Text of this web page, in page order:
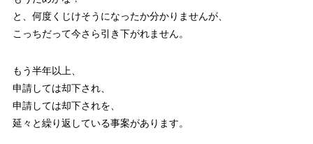
と、何度くじけそうになったか分かりませんが、
こっちだって今さら引き下がれません。
もう半年以上、
申請しては却下され、
申請しては却下されを、
延々と繰り返している事案があります。